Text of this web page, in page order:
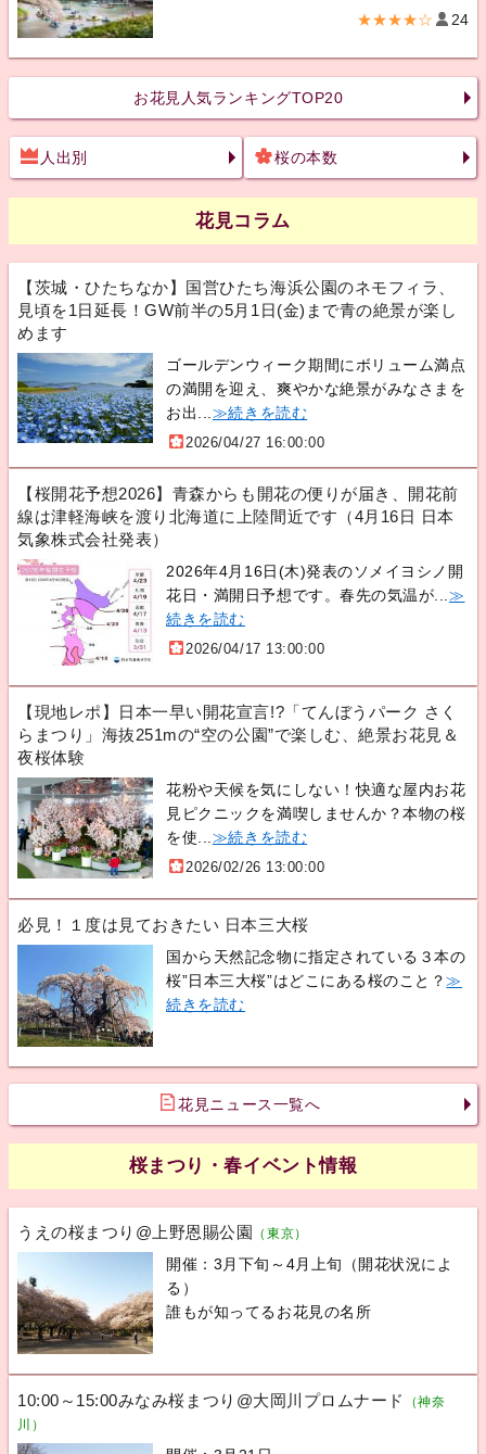
★★★★☆ 24
お花見人気ランキングTOP20
人出別 桜の本数
花見コラム
【茨城・ひたちなか】国営ひたち海浜公園のネモフィラ、
見頃を1日延長！GW前半の5月1日(金)まで青の絶景が楽し
めます
ゴールデンウィーク期間にボリューム満点
の満開を迎え、爽やかな絶景がみなさまを
お出... ≫続きを読む
2026/04/27 16:00:00
【桜開花予想2026】青森からも開花の便りが届き、開花前
線は津軽海峡を渡り北海道に上陸間近です（4月16日 日本
気象株式会社発表）
2026年4月16日(木)発表のソメイヨシノ開
花日・満開日予想です。春先の気温が... ≫
続きを読む
2026/04/17 13:00:00
【現地レポ】日本一早い開花宣言!?「てんぼうパーク さく
らまつり」海抜251mの“空の公園”で楽しむ、絶景お花見＆
夜桜体験
花粉や天候を気にしない！快適な屋内お花
見ピクニックを満喫しませんか？本物の桜
を使... ≫続きを読む
2026/02/26 13:00:00
必見！１度は見ておきたい 日本三大桜
国から天然記念物に指定されている３本の
桜”日本三大桜”はどこにある桜のこと？≫
続きを読む
花見ニュース一覧へ
桜まつり・春イベント情報
うえの桜まつり@上野恩賜公園 （東京）
開催：3月下旬～4月上旬（開花状況によ
る）
誰もが知ってるお花見の名所
10:00～15:00みなみ桜まつり@大岡川プロムナード
（神奈
川）